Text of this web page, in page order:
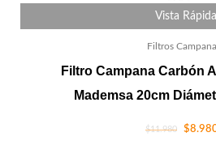
Vista Rápida
Filtros Campana
Filtro Campana Carbón
Mademsa 20cm
$11.980 $